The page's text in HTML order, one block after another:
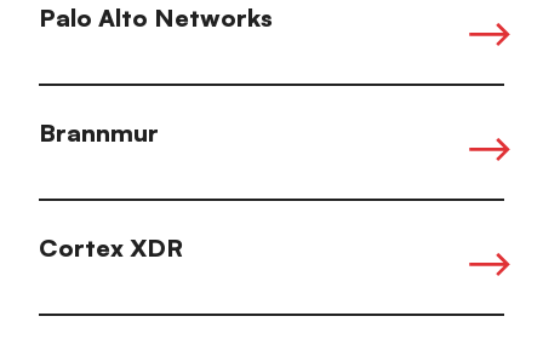
Palo Alto Networks
Brannmur
Cortex XDR